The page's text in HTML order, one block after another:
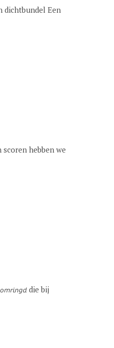
dichtbundel Een
hebben we
die bij